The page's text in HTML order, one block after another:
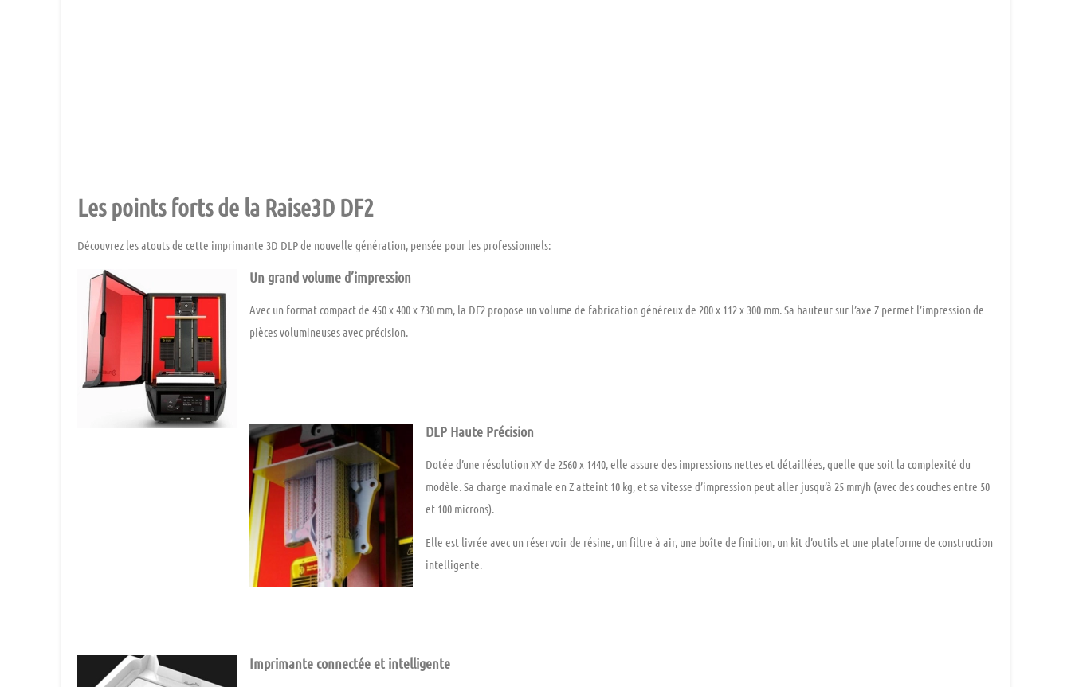
Les points forts de la Raise3D DF2
Découvrez les atouts de cette imprimante 3D DLP de nouvelle génération, pensée pour les professionnels:
Un grand volume d’impression
Avec un format compact de450 x 400 x 730 mm, la DF2 propose un volume de fabrication généreux de 200 x 112 x 300 mm. Sa hauteur sur l’axe Z permet l’impression de
pièces volumineuses avec précision.
DLP Haute Précision
Dotée d’une résolutionXY de 2560 x 1440, elle assure des impressions nettes et détaillées, quelle que soit la complexité du
modèle. Sa charge maximale en Z atteint 10 kg, et sa vitesse d’impression peut aller jusqu’à 25 mm/h (avec des couches entre 50
et 100 microns).
Elle est livrée avec un réservoir de résine, un filtre à air, une boîte de finition, un kit d’outils et une plateforme de construction
intelligente.
Imprimante connectée et intelligente